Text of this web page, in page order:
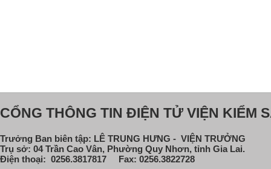
CỔNG THÔNG TIN ĐIỆN TỬ VIỆN KIỂM
Trưởng Ban biên tập: LÊ TRUNG HƯNG - VIỆN TRƯỞNG
Trụ sở: 04 Trần Cao Vân, Phường Quy Nhơn, tỉnh Gia Lai.
Điện thoại: 0256.3817817 Fax: 0256.3822728